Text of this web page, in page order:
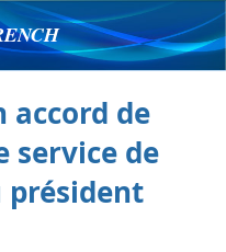
accord de
service de